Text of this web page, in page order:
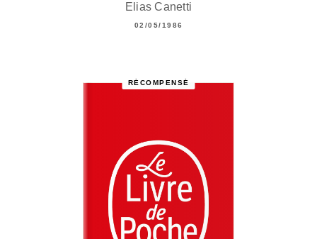
Elias Canetti
02/05/1986
RÉCOMPENSÉ